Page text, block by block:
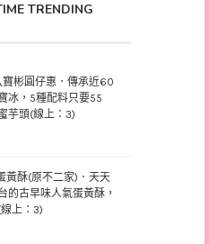
TRENDING
彬圓仔惠．傳承近60
冰，5種配料只要55
芋頭(線上：3)
黃酥(原不二家)．天天
的古早味人氣蛋黃酥，
上：3)